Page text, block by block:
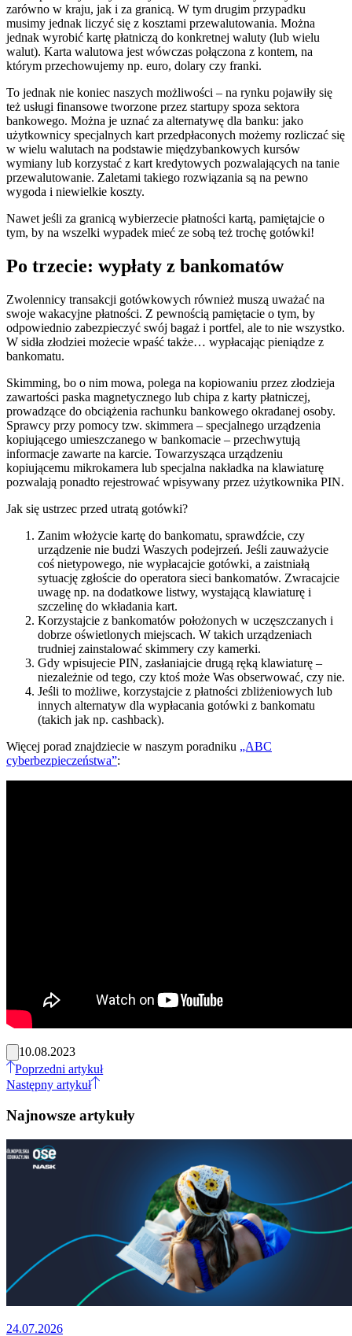
zarówno w kraju, jak i za granicą. W tym drugim przypadku
musimy jednak liczyć się z kosztami przewalutowania. Można
jednak wyrobić kartę płatniczą do konkretnej waluty (lub wielu
walut). Karta walutowa jest wówczas połączona z kontem, na
którym przechowujemy np. euro, dolary czy franki.
To jednak nie koniec naszych możliwości – na rynku pojawiły się
też usługi finansowe tworzone przez startupy spoza sektora
bankowego. Można je uznać za alternatywę dla banku: jako
użytkownicy specjalnych kart przedpłaconych możemy rozliczać się
w wielu walutach na podstawie międzybankowych kursów
wymiany lub korzystać z kart kredytowych pozwalających na tanie
przewalutowanie. Zaletami takiego rozwiązania są na pewno
wygoda i niewielkie koszty.
Nawet jeśli za granicą wybierzecie płatności kartą, pamiętajcie o
tym, by na wszelki wypadek mieć ze sobą też trochę gotówki!
Po trzecie: wypłaty z bankomatów
Zwolennicy transakcji gotówkowych również muszą uważać na
swoje wakacyjne płatności. Z pewnością pamiętacie o tym, by
odpowiednio zabezpieczyć swój bagaż i portfel, ale to nie wszystko.
W sidła złodziei możecie wpaść także… wypłacając pieniądze z
bankomatu.
Skimming, bo o nim mowa, polega na kopiowaniu przez złodzieja
zawartości paska magnetycznego lub chipa z karty płatniczej,
prowadzące do obciążenia rachunku bankowego okradanej osoby.
Sprawcy przy pomocy tzw. skimmera – specjalnego urządzenia
kopiującego umieszczanego w bankomacie – przechwytują
informacje zawarte na karcie. Towarzysząca urządzeniu
kopiującemu mikrokamera lub specjalna nakładka na klawiaturę
pozwalają ponadto rejestrować wpisywany przez użytkownika PIN.
Jak się ustrzec przed utratą gotówki?
Zanim włożycie kartę do bankomatu, sprawdźcie, czy
urządzenie nie budzi Waszych podejrzeń. Jeśli zauważycie
coś nietypowego, nie wypłacajcie gotówki, a zaistniałą
sytuację zgłoście do operatora sieci bankomatów. Zwracajcie
uwagę np. na dodatkowe listwy, wystającą klawiaturę i
szczelinę do wkładania kart.
Korzystajcie z bankomatów położonych w uczęszczanych i
dobrze oświetlonych miejscach. W takich urządzeniach
trudniej zainstalować skimmery czy kamerki.
Gdy wpisujecie PIN, zasłaniajcie drugą ręką klawiaturę –
niezależnie od tego, czy ktoś może Was obserwować, czy nie.
Jeśli to możliwe, korzystajcie z płatności zbliżeniowych lub
innych alternatyw dla wypłacania gotówki z bankomatu
(takich jak np. cashback).
Więcej porad znajdziecie w naszym poradniku „ABC
cyberbezpieczeństwa”:
10.08.2023
Poprzedni artykuł
Następny artykuł
Najnowsze artykuły
24.07.2026